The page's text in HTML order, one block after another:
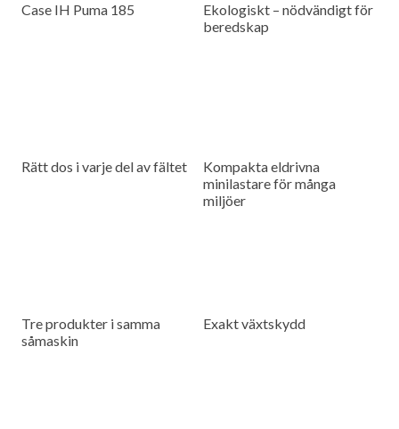
Case IH Puma 185
Ekologiskt – nödvändigt för
beredskap
Rätt dos i varje del av fältet
Kompakta eldrivna
minilastare för många
miljöer
Tre produkter i samma
såmaskin
Exakt växtskydd